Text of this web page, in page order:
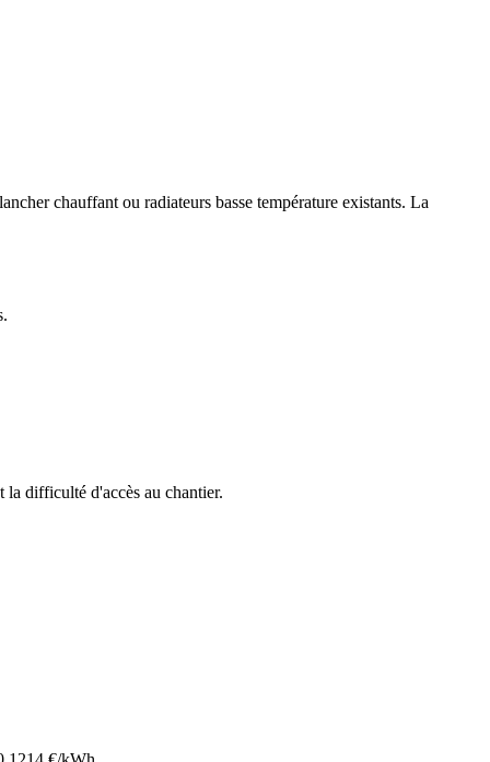
chauffant ou radiateurs basse température existants. La
la difficulté d'accès au chantier.